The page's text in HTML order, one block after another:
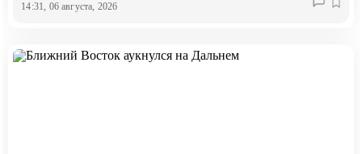
14:31, 06 августа, 2026